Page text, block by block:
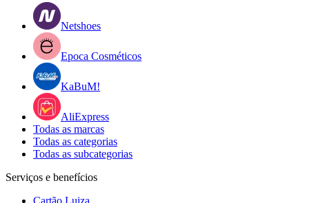
Netshoes
Epoca Cosméticos
KaBuM!
AliExpress
Todas as marcas
Todas as categorias
Todas as subcategorias
Serviços e benefícios
Cartão Luiza